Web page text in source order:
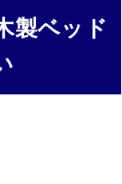
製ベッド